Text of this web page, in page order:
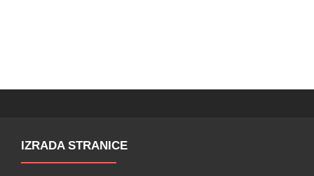
IZRADA STRANICE